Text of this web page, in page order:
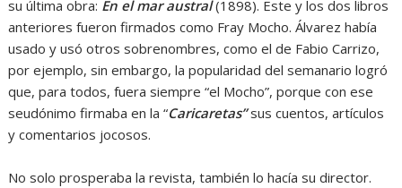
su última obra: En el mar austral(1898). Este y los dos libros
anteriores fueron firmados como Fray Mocho. Álvarez había
usado y usó otros sobrenombres, como el de Fabio Carrizo,
por ejemplo, sin embargo, la popularidad del semanario logró
que, para todos, fuera siempre “el Mocho”, porque con ese
seudónimo firmaba en la “Caricaretas”sus cuentos, artículos
y comentarios jocosos.
No solo prosperaba la revista, también lo hacía su director.